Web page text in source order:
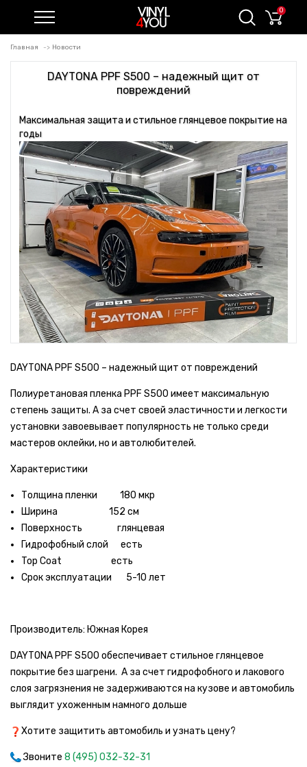
0
Главная Новости
DAYTONA PPF S500 – надежный щит от
повреждений
Максимальная защита и стильное глянцевое покрытие на
годы
DAYTONA PPF S500 – надежный щит от повреждений
Полиуретановая пленка PPF S500 имеет максимальную
степень защиты. А за счет своей эластичности и легкости
установки завоевывает популярность не только среди
мастеров оклейки, но и автолюбителей.
Характеристики
Толщина пленки 180 мкр
Ширина 152 см
Поверхность глянцевая
Гидрофобный слой есть
Top Coat есть
Срок эксплуатации 5-10 лет
Производитель: Южная Корея
DAYTONA PPF S500 обеспечивает стильное глянцевое
покрытие без шагрени. А за счет гидрофобного и лакового
слоя загрязнения не задерживаются на кузове и автомобиль
выглядит ухоженным намного дольше
Хотите защитить автомобиль и узнать цену?
Звоните 8 (495) 032-32-31